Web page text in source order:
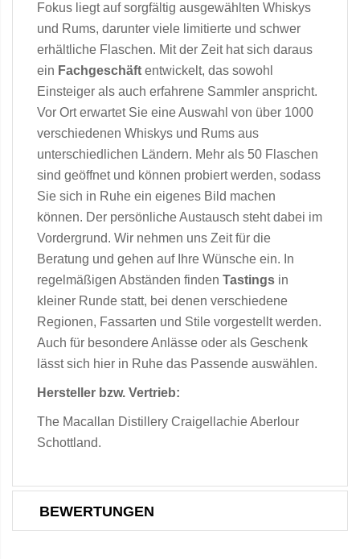
Fokus liegt auf sorgfältig ausgewählten Whiskys
und Rums, darunter viele limitierte und schwer
erhältliche Flaschen. Mit der Zeit hat sich daraus
ein Fachgeschäft entwickelt, das sowohl
Einsteiger als auch erfahrene Sammler anspricht.
Vor Ort erwartet Sie eine Auswahl von über 1000
verschiedenen Whiskys und Rums aus
unterschiedlichen Ländern. Mehr als 50 Flaschen
sind geöffnet und können probiert werden, sodass
Sie sich in Ruhe ein eigenes Bild machen
können. Der persönliche Austausch steht dabei im
Vordergrund. Wir nehmen uns Zeit für die
Beratung und gehen auf Ihre Wünsche ein. In
regelmäßigen Abständen finden Tastings in
kleiner Runde statt, bei denen verschiedene
Regionen, Fassarten und Stile vorgestellt werden.
Auch für besondere Anlässe oder als Geschenk
lässt sich hier in Ruhe das Passende auswählen.
Hersteller bzw. Vertrieb:
The Macallan Distillery Craigellachie Aberlour
Schottland.
BEWERTUNGEN